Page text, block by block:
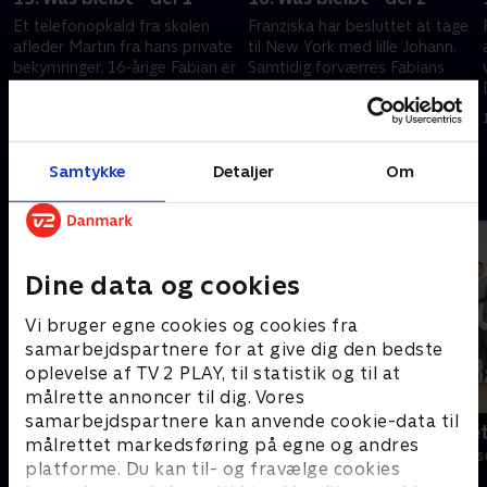
Samtykke Detaljer Om
Dine data og cookies
Vi bruger egne cookies og cookies fra
samarbejdspartnere for at give dig den bedste
oplevelse af TV 2 PLAY, til statistik og til at
målrette annoncer til dig. Vores
samarbejdspartnere kan anvende cookie-data til
målrettet markedsføring på egne og andres
platforme. Du kan til- og fravælge cookies
Et telefonopkald fra skolen
afleder Martin fra hans private
bekymringer. 16-årige Fabian er
Franziska har besluttet at tage
til New York med lille Johann.
Samtidig forværres Fabians
give ham mere tid?
13. marts 2023 • 43 min
Bjergets helte
Drama • 15 sæsoner Drama • 10